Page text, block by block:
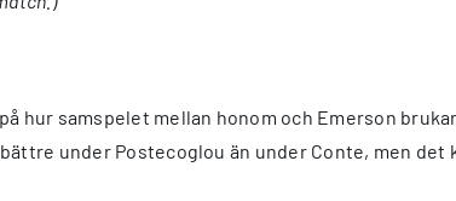
hur samspelet mellan honom och Emerson
under Postecoglou än under Conte, men det